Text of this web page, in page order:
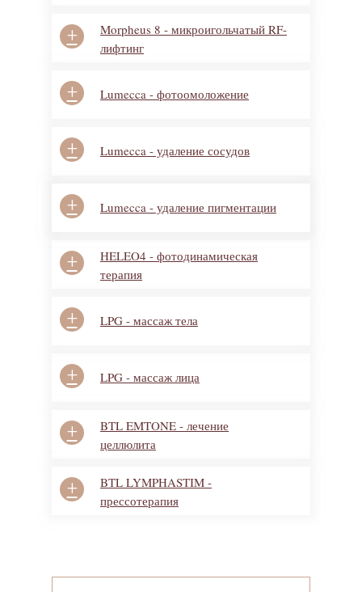
HELEO4 - фотодинамическая
терапия
+
RSL - скульптурирование
+
LPG - массаж лица
+
LPG - массаж тела
+
Morpheus 8 - микроигольчатый RF-
лифтинг
+
Lumecca - фотоомоложение
+
Lumecca - удаление сосудов
+
Lumecca - удаление пигментации
+
BTL EMTONE - лечение
целлюлита
+
BTL LYMPHASTIM -
прессотерапия
+